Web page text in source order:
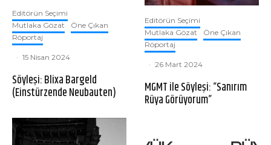
Editörün Seçimi
Mutlaka Gözat
Öne Çıkan
Röportaj
· 15 Nisan 2024
Söyleşi: Blixa Bargeld
(Einstürzende Neubauten)
Editörün Seçimi
Mutlaka Gözat
Öne Çıkan
Röportaj
· 26 Mart 2024
MGMT ile Söyleşi: “Sanırım
Rüya Görüyorum”